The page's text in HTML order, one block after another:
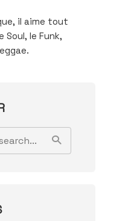
il aime tout
Soul, le Funk,